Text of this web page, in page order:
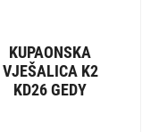
KUPAONSKA
VJEŠALICA K2
KD26 GEDY